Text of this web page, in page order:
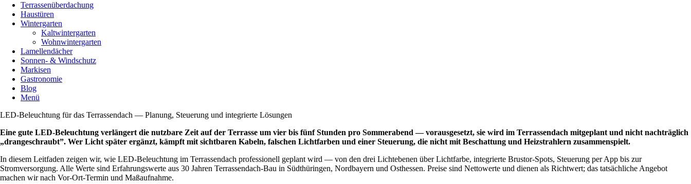
Terrassenüberdachung
Haustüren
Wintergarten
Kaltwintergarten
Wohnwintergarten
Lamellendächer
Sonnen- & Windschutz
Markisen
Gastronomie
Blog
Menü
LED-Beleuchtung für das Terrassendach — Planung, Steuerung und integrierte Lösungen
Eine gute LED-Beleuchtung verlängert die nutzbare Zeit auf der Terrasse um vier bis fünf Stunden pro Sommerabend — vorausgesetzt, sie wird im Terrassendach mitgeplant und nicht nachträglich
„drangeschraubt”. Wer Licht später ergänzt, kämpft mit sichtbaren Kabeln, falschen Lichtfarben und einer Steuerung, die nicht mit Beschattung und Heizstrahlern zusammenspielt.
In diesem Leitfaden zeigen wir, wie LED-Beleuchtung im Terrassendach professionell geplant wird — von den drei Lichtebenen über Lichtfarbe, integrierte Brustor-Spots, Steuerung per App bis zur
Stromversorgung. Alle Werte sind Erfahrungswerte aus 30 Jahren Terrassendach-Bau in Südthüringen, Nordbayern und Osthessen. Preise sind Nettowerte und dienen als Richtwert; das tatsächliche Angebot
machen wir nach Vor-Ort-Termin und Maßaufnahme.